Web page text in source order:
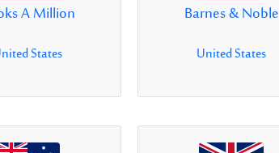
Barnes & Noble
United States
A Million
States